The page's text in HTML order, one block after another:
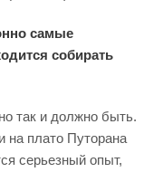
самые
собирать
так и должно быть.
на плато Путорана
серьезный опыт,